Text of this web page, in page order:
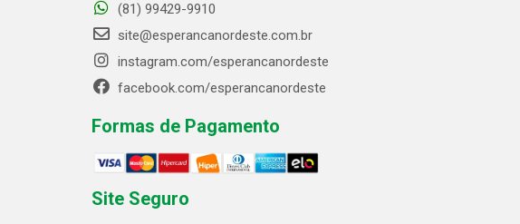
(81) 99429-9910
site@esperancanordeste.com.br
instagram.com/esperancanordeste
facebook.com/esperancanordeste
Formas de Pagamento
Site Seguro